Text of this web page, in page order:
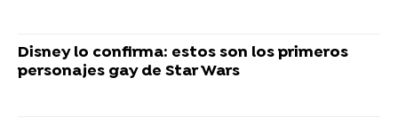
Disney lo confirma: estos son los primeros
personajes gay de Star Wars